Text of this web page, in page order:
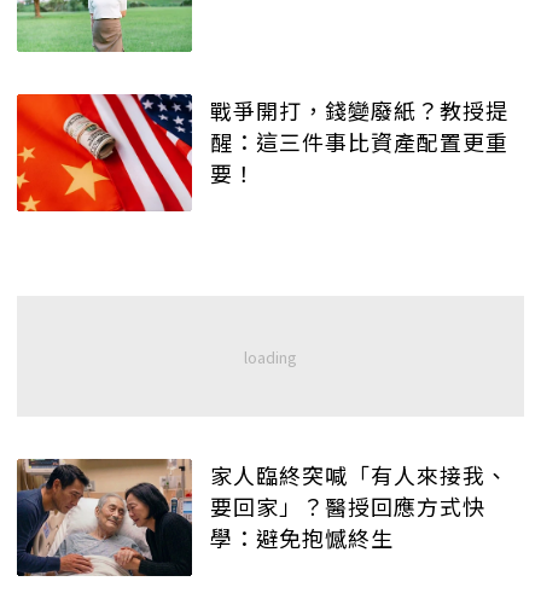
戰爭開打，錢變廢紙？教授提
醒：這三件事比資產配置更重
要！
家人臨終突喊「有人來接我、
要回家」？醫授回應方式快
學：避免抱憾終生